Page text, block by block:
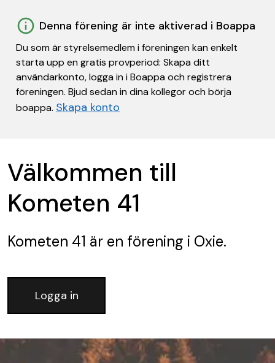
Denna förening är inte aktiverad i Boappa
Du som är styrelsemedlem i föreningen kan enkelt
starta upp en gratis provperiod: Skapa ditt
användarkonto, logga in i Boappa och registrera
föreningen. Bjud sedan in dina kollegor och börja
boappa. Skapa konto
Välkommen till
Kometen 41
Kometen 41 är en förening i Oxie.
Logga in